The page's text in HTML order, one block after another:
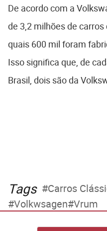
De acordo com a
de 3,2 milhões de
quais 600 mil foram
Isso significa que, de
Brasil, dois são da
Tags Carros
Volkwsagen Vrum